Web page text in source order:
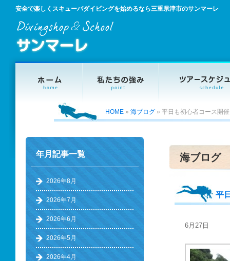
安全で楽しくスキューバダイビングを始めるなら三重県津市のサンマーレ
HOME » 海ブログ » 平日も初心者コース開
海ブログ
平
6月27日
年月記事一覧
2026年8月
2026年7月
2026年6月
2026年5月
2026年4月